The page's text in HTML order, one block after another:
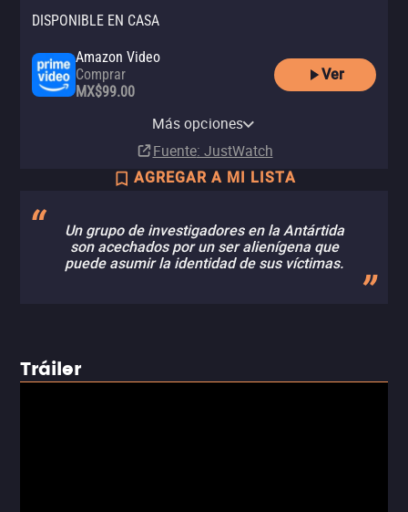
DISPONIBLE EN CASA
Amazon Video
Comprar
MX$99.00
Ver
Apple TV Store
Claro video
Más opciones
Fuente: JustWatch
AGREGAR A MI LISTA
Un grupo de investigadores en la Antártida
son acechados por un ser alienígena que
puede asumir la identidad de sus víctimas.
Tráiler